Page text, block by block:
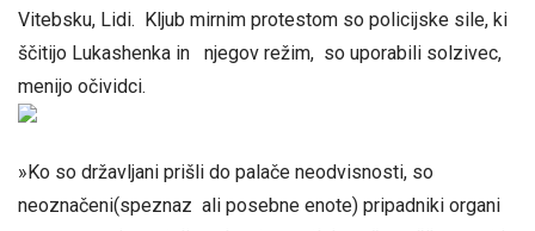
Vitebsku, Lidi. Kljub mirnim protestom so policijske sile, ki
ščitijo Lukashenka in njegov režim, so uporabili solzivec,
menijo očividci.
»Ko so državljani prišli do palače neodvisnosti, so
neoznačeni(speznaz ali posebne enote) pripadniki organi